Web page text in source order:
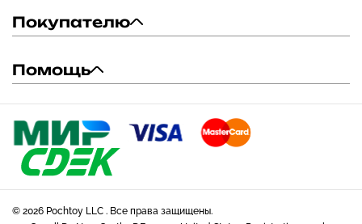
Покупателю
Помощь
© 2026 Pochtoy LLC . Все права защищены.